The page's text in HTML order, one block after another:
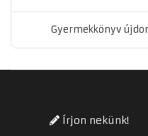
Gyermekkönyv
Írjon nekünk!